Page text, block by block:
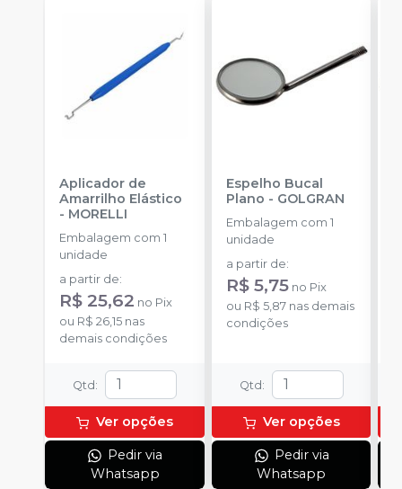
Aplicador de
Amarrilho Elástico
- MORELLI
Embalagem com 1
unidade
a partir de:
R$ 25,62 no Pix
ou R$ 26,15 nas
demais condições
Qtd:
Ver opções
Pedir via
Whatsapp
Espelho Bucal
Plano - GOLGRAN
Embalagem com 1
unidade
a partir de:
R$ 5,75 no Pix
ou R$ 5,87nas demais
condições
Qtd:
Ver opções
Pedir via
Whatsapp